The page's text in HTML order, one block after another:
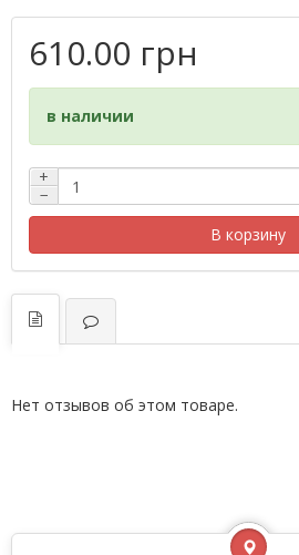
610.00 грн
в наличии
+
−
В корзину
Нет отзывов об этом товаре.